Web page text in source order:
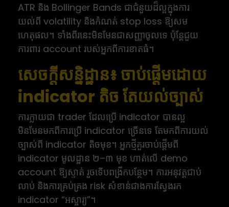
ATR និង Bollinger Bands ជាជំនួយដ៏ល្អក្នុងការ
យល់ពី volatility និងកំណត់ stop loss ឱ្យសម
ហេតុផល។ ទាំងពីរនេះមិនមែនជាសញ្ញាចូលទេ ប៉ុន្តែជួយ
ការពារ account របស់អ្នកពីការខាតធំ។
សេចក្តីសន្និដ្ឋាន៖ ចាប់ផ្តើមដោយ
indicator តិច តែយល់ច្បាស់
ការក្លាយជា trader ដែលប្រើ indicator បានល្អ
មិនមែនមកពីការប្រើ indicator ច្រើនទេ តែមកពីការយល់
ច្បាស់ពី indicator តិចមុខ។ អ្នកថ្មីគួរចាប់ផ្តើមពី
indicator មូលដ្ឋាន ២–៣ មុខ ហាត់លើ demo
account ឱ្យស្ទាត់ រួចទើបពង្រីកបន្ថែម។ ការអនុវត្តជាប់
លាប់ និងការគ្រប់គ្រង risk សំខាន់ជាងការស្វែងរក
indicator “អស្ចារ្យ”។